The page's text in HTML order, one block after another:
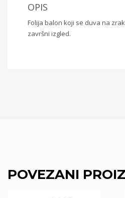
OPIS
Folija balon koji se duva na
završni izgled.
POVEZANI